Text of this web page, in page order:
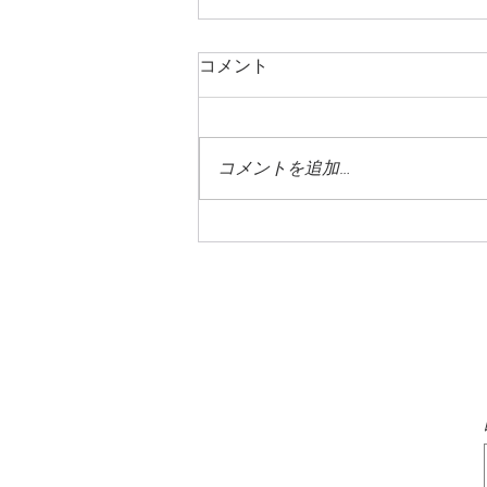
蓼科高原はすっかり夏の風情
コメント
コメントを追加…